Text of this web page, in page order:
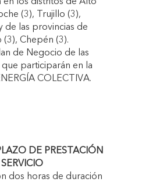
(3), Trujillo (3),
de las provincias de
(3), Chepén (3).
de Negocio de las
participarán en la
COLECTIVA.
DE PRESTACIÓN
dos horas de duración